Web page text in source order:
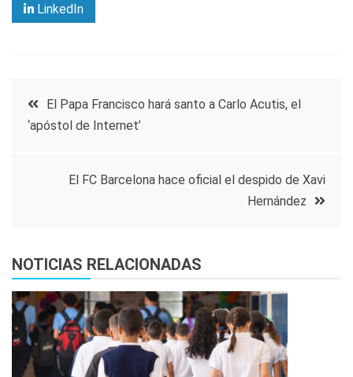
LinkedIn
Navegación
de
entradas
El Papa Francisco hará santo a Carlo Acutis, el
‘apóstol de Internet’
El FC Barcelona hace oficial el despido de Xavi
Hernández
NOTICIAS RELACIONADAS